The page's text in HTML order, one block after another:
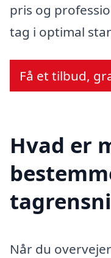
pris og
tag i optimal
Få et tilbud,
Hvad er
Når du